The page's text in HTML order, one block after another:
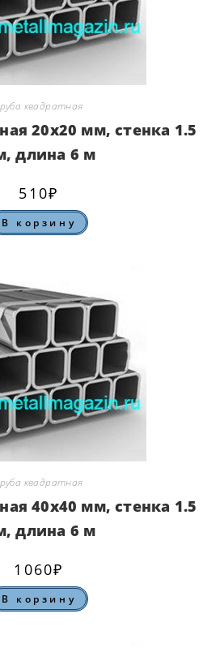
квадратная
20х20 мм, стенка 1.5
длина 6 м
510₽
В корзину
квадратная
40х40 мм, стенка 1.5
длина 6 м
1060₽
В корзину